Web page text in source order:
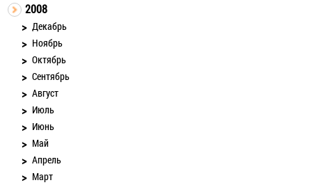
2008
Декабрь
Ноябрь
Октябрь
Сентябрь
Август
Июль
Июнь
Май
Апрель
Март